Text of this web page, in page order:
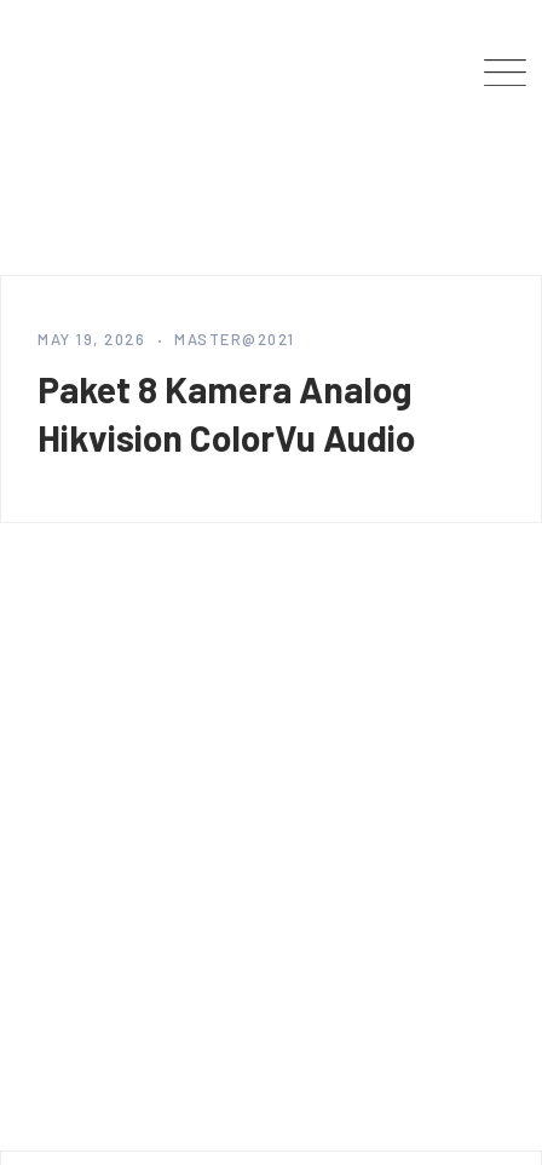
MAY 19, 2026 MASTER@2021
Paket 8 Kamera Analog
Hikvision ColorVu Audio